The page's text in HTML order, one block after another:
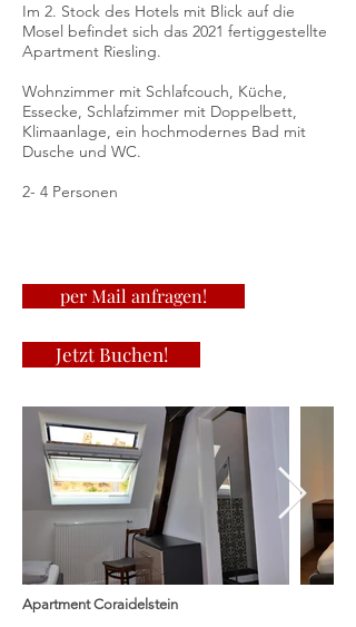
Im 2. Stock des Hotels mit Blick auf die
Mosel befindet sich das 2021 fertiggestellte
Apartment Riesling.
Wohnzimmer mit Schlafcouch, Küche,
Essecke, Schlafzimmer mit Doppelbett,
Klimaanlage, ein hochmodernes Bad mit
Dusche und WC.
2- 4 Personen
per Mail anfragen!
Jetzt Buchen!
Apartment Coraidelstein